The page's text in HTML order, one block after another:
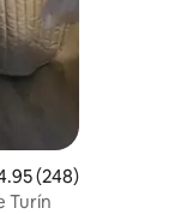
promedio:
(248)
Turín